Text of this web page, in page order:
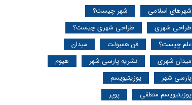
شهرهای اسلامی
شهر چیست؟
طراحی شهری
طراحی شهری چیست؟
علم چیست؟
فن همبولت
میدان
میدان شهری
نشریه پارسی شهر
هیوم
پارسی شهر
پوزیتیویسم
پوزیتیویسم منطقی
پوپر